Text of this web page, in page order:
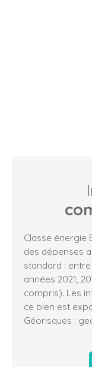
Classe énergie
des dépenses
standard :
années 2021,
compris). Les
ce bien est
Géorisques :